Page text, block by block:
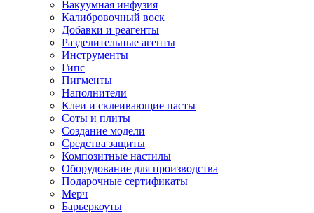
Вакуумная инфузия
Калибровочный воск
Добавки и реагенты
Разделительные агенты
Инструменты
Гипс
Пигменты
Наполнители
Клеи и склеивающие пасты
Соты и плиты
Создание модели
Средства защиты
Композитные настилы
Оборудование для производства
Подарочные сертификаты
Мерч
Барьеркоуты